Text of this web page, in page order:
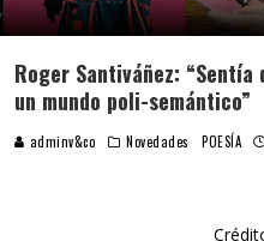
Roger Santiváñez:
un mundo poli-semántico”
adminv&co Novedades POESÍA